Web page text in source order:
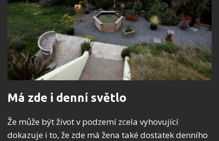
Má zde i denní světlo
Že může být život v podzemí zcela vyhovující
dokazuje i to, že zde má žena také dostatek denního